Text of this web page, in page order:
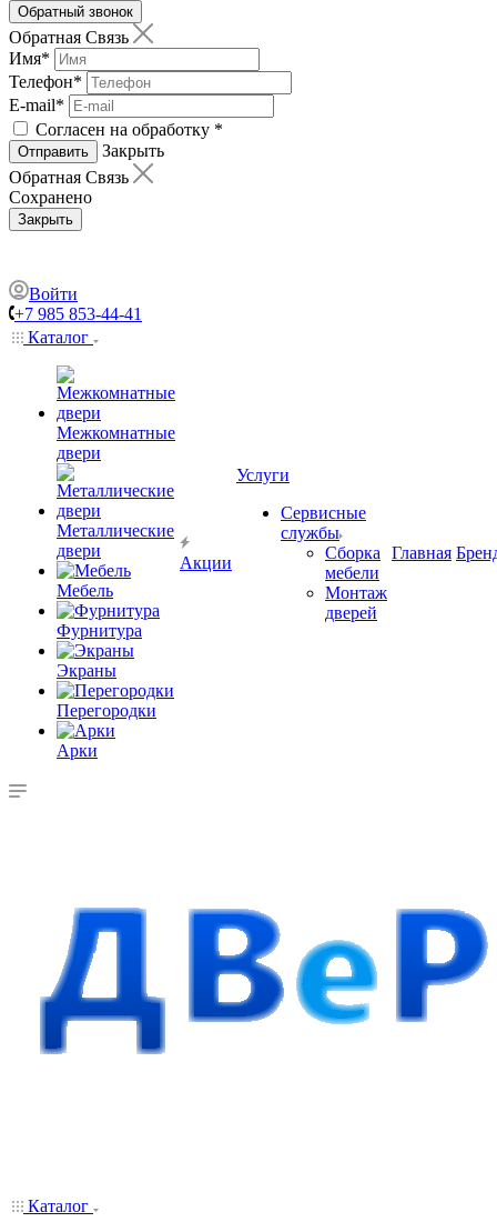
Обратный звонок
Обратная Связь
Имя*
Телефон*
E-mail*
Согласен на обработку *
Отправить
Закрыть
Обратная Связь
Сохранено
Закрыть
Войти
+7 985 853-44-41
Каталог
Межкомнатные
двери
Металлические
двери
Мебель
Фурнитура
Экраны
Перегородки
Арки
Акции
Услуги
Сервисные
службы
Сборка
мебели
Монтаж
дверей
Главная
Каталог